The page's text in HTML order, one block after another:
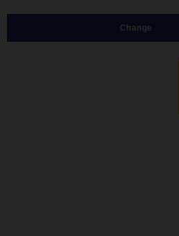
Change